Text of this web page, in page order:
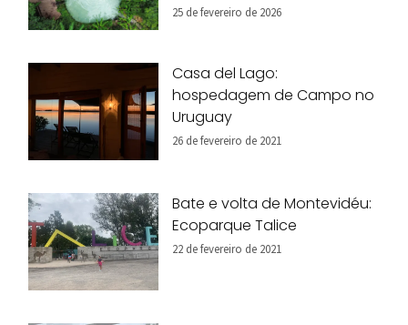
25 de fevereiro de 2026
Casa del Lago:
hospedagem de Campo no
Uruguay
26 de fevereiro de 2021
Bate e volta de Montevidéu:
Ecoparque Talice
22 de fevereiro de 2021